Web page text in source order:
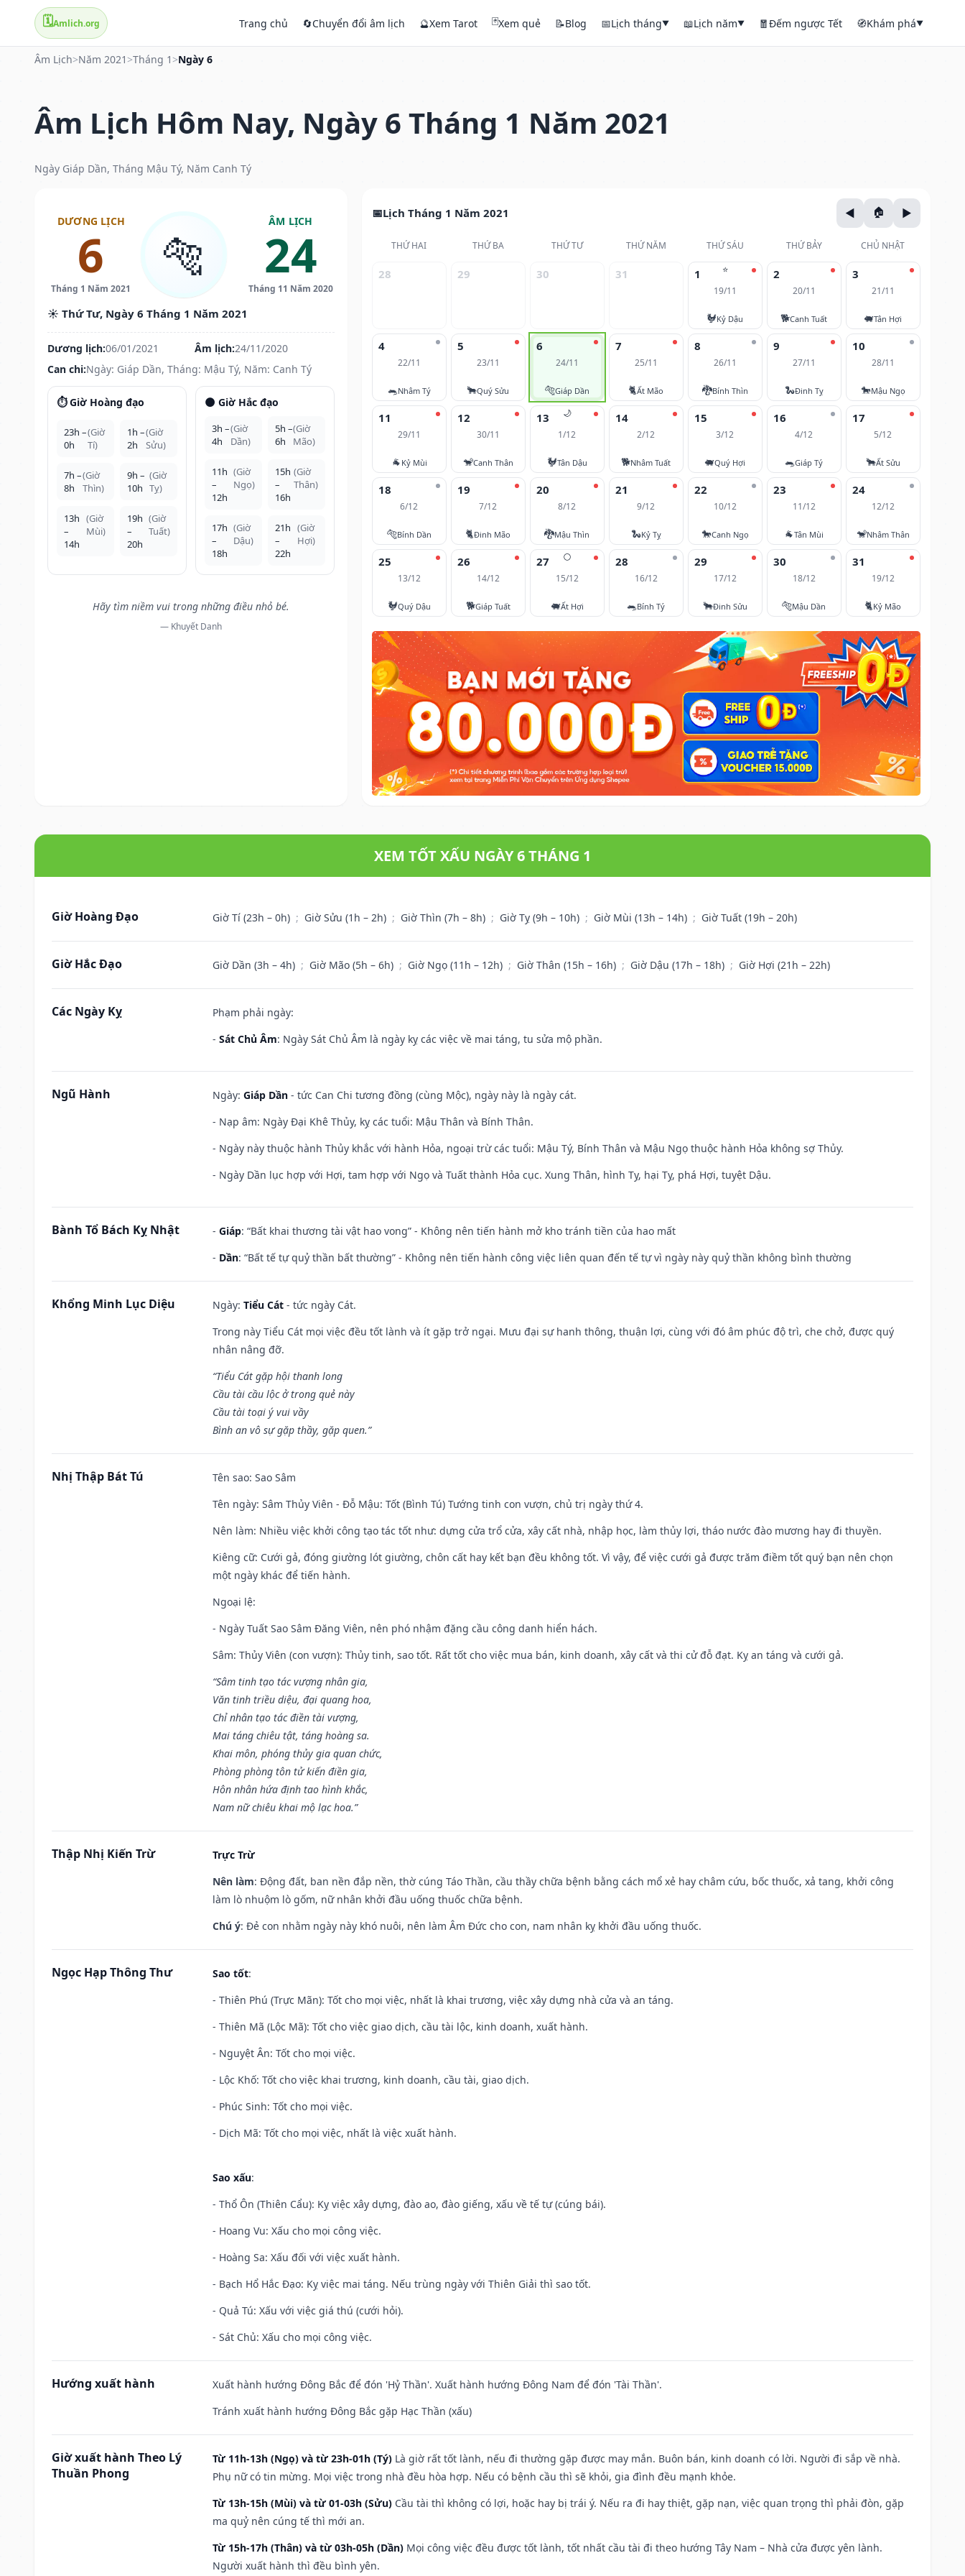
🗓️Amlich.org Trang chủ 🔄Chuyển đổi âm lịch 🔮Xem Tarot 🃏Xem quẻ 📝Blog 📅Lịch tháng▼ 📖Lịch năm▼ 🧧Đếm ngược Tết 🧭Khám phá▼
Âm Lịch>Năm 2021 >Tháng 1 >Ngày 6
Âm Lịch Hôm Nay, Ngày 6 Tháng 1 Năm 2021
Ngày Giáp Dần, Tháng Mậu Tý, Năm Canh Tý
DƯƠNG LỊCH
6
Tháng 1 Năm 2021
🐅
ÂM LỊCH
24
Tháng 11 Năm 2020
☀️ Thứ Tư, Ngày 6 Tháng 1 Năm 2021
Dương lịch:06/01/2021 Âm lịch:24/11/2020
Can chi:Ngày: Giáp Dần, Tháng: Mậu Tý, Năm: Canh Tý
⏱️ Giờ Hoàng đạo
23h –
0h
(Giờ
Tí)
1h –
2h
(Giờ
Sửu)
7h –
8h
(Giờ
Thìn)
9h –
10h
(Giờ
Tỵ)
13h
–
14h
(Giờ
Mùi)
19h
–
20h
(Giờ
Tuất)
🌑 Giờ Hắc đạo
3h –
4h
(Giờ
Dần)
5h –
6h
(Giờ
Mão)
11h
–
12h
(Giờ
Ngọ)
15h
–
16h
(Giờ
Thân)
17h
–
18h
(Giờ
Dậu)
21h
–
22h
(Giờ
Hợi)
Hãy tìm niềm vui trong những điều nhỏ bé.
— Khuyết Danh
Lịch Tháng 1 Năm 2021
THỨ HAI THỨ BA THỨ TƯ THỨ NĂM THỨ SÁU THỨ BẢY CHỦ NHẬT
28 29 30 31 ⭐
1
19/11
🐓Kỷ Dậu
2
20/11
🐕Canh Tuất
3
21/11
🐖Tân Hợi
4
22/11
🐀Nhâm Tý
5
23/11
🐂Quý Sửu
6
24/11
🐅Giáp Dần
7
25/11
🐈Ất Mão
8
26/11
🐉Bính Thìn
9
27/11
🐍Đinh Tỵ
10
28/11
🐎Mậu Ngọ
11
29/11
🐐 Kỷ Mùi
12
30/11
🐒Canh Thân
🌙
13
1/12
🐓Tân Dậu
14
2/12
🐕Nhâm Tuất
15
3/12
🐖Quý Hợi
16
4/12
🐀Giáp Tý
17
5/12
🐂Ất Sửu
18
6/12
🐅Bính Dần
19
7/12
🐈Đinh Mão
20
8/12
🐉Mậu Thìn
21
9/12
🐍Kỷ Tỵ
22
10/12
🐎Canh Ngọ
23
11/12
🐐Tân Mùi
24
12/12
🐒Nhâm Thân
25
13/12
🐓Quý Dậu
26
14/12
🐕Giáp Tuất
🌕
27
15/12
🐖Ất Hợi
28
16/12
🐀Bính Tý
29
17/12
🐂Đinh Sửu
30
18/12
🐅Mậu Dần
31
19/12
🐈Kỷ Mão
XEM TỐT XẤU NGÀY 6 THÁNG 1
Giờ Hoàng Đạo Giờ Tí (23h – 0h) ; Giờ Sửu (1h – 2h) ; Giờ Thìn (7h – 8h) ; Giờ Tỵ (9h – 10h) ; Giờ Mùi (13h – 14h) ; Giờ Tuất (19h – 20h)
Giờ Hắc Đạo Giờ Dần (3h – 4h) ; Giờ Mão (5h – 6h) ; Giờ Ngọ (11h – 12h) ; Giờ Thân (15h – 16h) ; Giờ Dậu (17h – 18h) ; Giờ Hợi (21h – 22h)
Các Ngày Kỵ
Phạm phải ngày:
- Sát Chủ Âm: Ngày Sát Chủ Âm là ngày kỵ các việc về mai táng, tu sửa mộ phần.
Ngũ Hành Ngày: Giáp Dần - tức Can Chi tương đồng (cùng Mộc), ngày này là ngày cát.
- Nạp âm: Ngày Đại Khê Thủy, kỵ các tuổi: Mậu Thân và Bính Thân.
- Ngày này thuộc hành Thủy khắc với hành Hỏa, ngoại trừ các tuổi: Mậu Tý, Bính Thân và Mậu Ngọ thuộc hành Hỏa không sợ Thủy.
- Ngày Dần lục hợp với Hợi, tam hợp với Ngọ và Tuất thành Hỏa cục. Xung Thân, hình Tỵ, hại Tỵ, phá Hợi, tuyệt Dậu.
Bành Tổ Bách Kỵ Nhật - Giáp: “Bất khai thương tài vật hao vong” - Không nên tiến hành mở kho tránh tiền của hao mất
- Dần: “Bất tế tự quỷ thần bất thường” - Không nên tiến hành công việc liên quan đến tế tự vì ngày này quỷ thần không bình thường
Khổng Minh Lục Diệu Ngày: Tiểu Cát - tức ngày Cát.
Trong này Tiểu Cát mọi việc đều tốt lành và ít gặp trở ngại. Mưu đại sự hanh thông, thuận lợi, cùng với đó âm phúc độ trì, che chở, được quý
nhân nâng đỡ.
“Tiểu Cát gặp hội thanh long
Cầu tài cầu lộc ở trong quẻ này
Cầu tài toại ý vui vầy
Bình an vô sự gặp thầy, gặp quen.”
Nhị Thập Bát Tú Tên sao: Sao Sâm
Tên ngày: Sâm Thủy Viên - Đỗ Mậu: Tốt (Bình Tú) Tướng tinh con vượn, chủ trị ngày thứ 4.
Nên làm: Nhiều việc khởi công tạo tác tốt như: dựng cửa trổ cửa, xây cất nhà, nhập học, làm thủy lợi, tháo nước đào mương hay đi thuyền.
Kiêng cữ: Cưới gả, đóng giường lót giường, chôn cất hay kết bạn đều không tốt. Vì vậy, để việc cưới gả được trăm điềm tốt quý bạn nên chọn
một ngày khác để tiến hành.
Ngoại lệ:
- Ngày Tuất Sao Sâm Đăng Viên, nên phó nhậm đặng cầu công danh hiển hách.
Sâm: Thủy Viên (con vượn): Thủy tinh, sao tốt. Rất tốt cho việc mua bán, kinh doanh, xây cất và thi cử đỗ đạt. Kỵ an táng và cưới gả.
“Sâm tinh tạo tác vượng nhân gia,
Văn tinh triều diệu, đại quang hoa,
Chỉ nhân tạo tác điền tài vượng,
Mai táng chiêu tật, táng hoàng sa.
Khai môn, phóng thủy gia quan chức,
Phòng phòng tôn tử kiến điền gia,
Hôn nhân hứa định tao hình khắc,
Nam nữ chiêu khai mộ lạc hoa.”
Thập Nhị Kiến Trừ
Trực Trừ
Nên làm: Động đất, ban nền đắp nền, thờ cúng Táo Thần, cầu thầy chữa bệnh bằng cách mổ xẻ hay châm cứu, bốc thuốc, xả tang, khởi công
làm lò nhuộm lò gốm, nữ nhân khởi đầu uống thuốc chữa bệnh.
Chú ý: Đẻ con nhằm ngày này khó nuôi, nên làm Âm Đức cho con, nam nhân kỵ khởi đầu uống thuốc.
Ngọc Hạp Thông Thư Sao tốt:
- Thiên Phú (Trực Mãn): Tốt cho mọi việc, nhất là khai trương, việc xây dựng nhà cửa và an táng.
- Thiên Mã (Lộc Mã): Tốt cho việc giao dịch, cầu tài lộc, kinh doanh, xuất hành.
- Nguyệt Ân: Tốt cho mọi việc.
- Lộc Khố: Tốt cho việc khai trương, kinh doanh, cầu tài, giao dịch.
- Phúc Sinh: Tốt cho mọi việc.
- Dịch Mã: Tốt cho mọi việc, nhất là việc xuất hành.
Sao xấu:
- Thổ Ôn (Thiên Cẩu): Kỵ việc xây dựng, đào ao, đào giếng, xấu về tế tự (cúng bái).
- Hoang Vu: Xấu cho mọi công việc.
- Hoàng Sa: Xấu đối với việc xuất hành.
- Bạch Hổ Hắc Đạo: Kỵ việc mai táng. Nếu trùng ngày với Thiên Giải thì sao tốt.
- Quả Tú: Xấu với việc giá thú (cưới hỏi).
- Sát Chủ: Xấu cho mọi công việc.
Hướng xuất hành
Xuất hành hướng Đông Bắc để đón 'Hỷ Thần'. Xuất hành hướng Đông Nam để đón 'Tài Thần'.
Tránh xuất hành hướng Đông Bắc gặp Hạc Thần (xấu)
Giờ xuất hành Theo Lý
Thuần Phong
Từ 11h-13h (Ngọ) và từ 23h-01h (Tý) Là giờ rất tốt lành, nếu đi thường gặp được may mắn. Buôn bán, kinh doanh có lời. Người đi sắp về nhà.
Phụ nữ có tin mừng. Mọi việc trong nhà đều hòa hợp. Nếu có bệnh cầu thì sẽ khỏi, gia đình đều mạnh khỏe.
Từ 13h-15h (Mùi) và từ 01-03h (Sửu) Cầu tài thì không có lợi, hoặc hay bị trái ý. Nếu ra đi hay thiệt, gặp nạn, việc quan trọng thì phải đòn, gặp
ma quỷ nên cúng tế thì mới an.
Từ 15h-17h (Thân) và từ 03h-05h (Dần) Mọi công việc đều được tốt lành, tốt nhất cầu tài đi theo hướng Tây Nam – Nhà cửa được yên lành.
Người xuất hành thì đều bình yên.